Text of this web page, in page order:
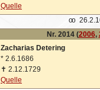
Quelle
oo
Nr. 2014 (2006,
Zacharias Detering
* 2.6.1686
✝ 2.12.1729
Quelle